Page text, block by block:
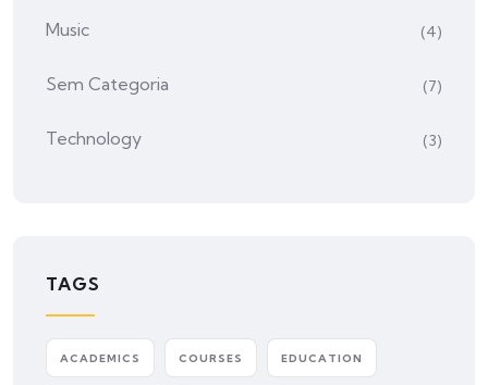
Music (4)
Sem Categoria (7)
Technology (3)
TAGS
ACADEMICS COURSES EDUCATION